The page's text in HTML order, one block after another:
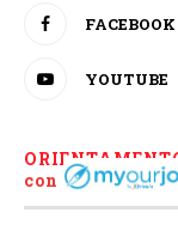
FACEBOOK
YOUTUBE
con